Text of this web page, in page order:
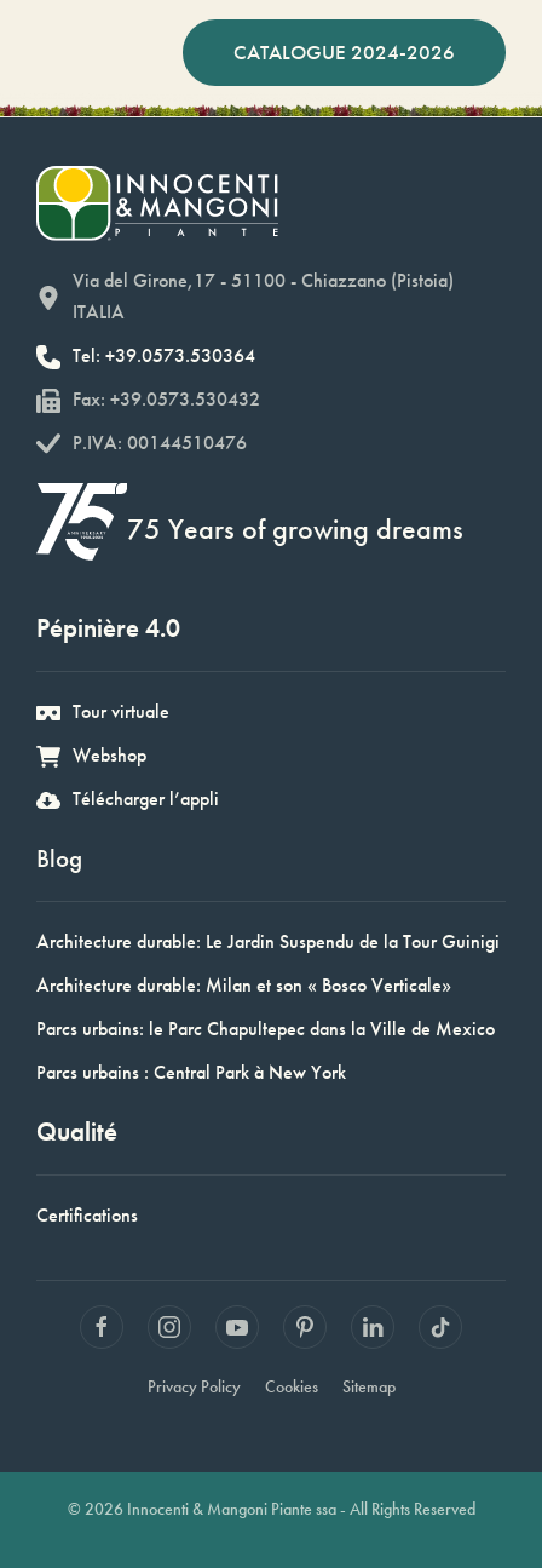
CATALOGUE 2024-2026
Via del Girone,17 - 51100 - Chiazzano (Pistoia)
ITALIA
Tel: +39.0573.530364
Fax: +39.0573.530432
P.IVA: 00144510476
75 Years of growing dreams
Pépinière 4.0
Tour virtuale
Webshop
Télécharger l’appli
Blog
Architecture durable: Le Jardin Suspendu de la Tour Guinigi
Architecture durable: Milan et son « Bosco Verticale»
Parcs urbains: le Parc Chapultepec dans la Ville de Mexico
Parcs urbains : Central Park à New York
Qualité
Certifications
Privacy Policy Cookies Sitemap
© 2026 Innocenti & Mangoni Piante ssa - All Rights Reserved